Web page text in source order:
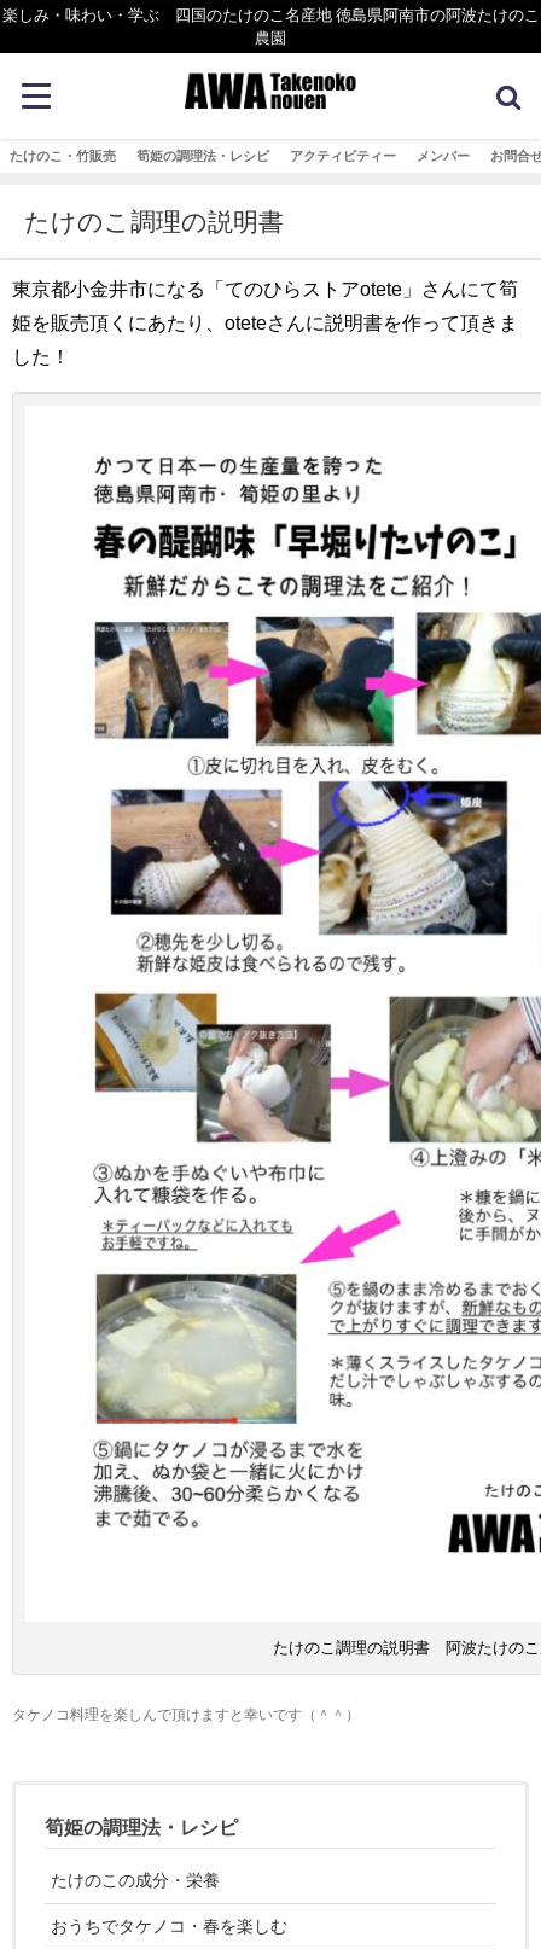
楽しみ・味わい・学ぶ 四国のたけのこ名産地 徳島県阿南市の阿波たけのこ
農園
たけのこ・竹販売 筍姫の調理法・レシピ アクティビティー メンバー お問合
たけのこ調理の説明書
東京都小金井市になる「てのひらストアotete」さんにて筍
姫を販売頂くにあたり、oteteさんに説明書を作って頂きま
した！
たけのこ調理の説明書 阿波たけのこ
タケノコ料理を楽しんで頂けますと幸いです（＾＾）
筍姫の調理法・レシピ
たけのこの成分・栄養
おうちでタケノコ・春を楽しむ